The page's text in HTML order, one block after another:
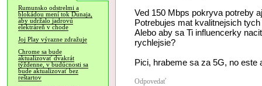
Rumunsko odstrelmi a
blokádou mení tok Dunaja,
aby udržalo jadrovú
elektráreň v chode
Joj Play výrazne zdražuje
Chrome sa bude
aktualizovať dvakrát
týždenne, v budúcnosti sa
bude aktualizovať bez
reštartov
Ved 150 Mbps pokryva potreby
Potrebujes mat kvalitnejsich
Alebo aby sa Ti influencerky
rychlejsie?
Pici, hrabeme sa za 5G, no
Odpovedať